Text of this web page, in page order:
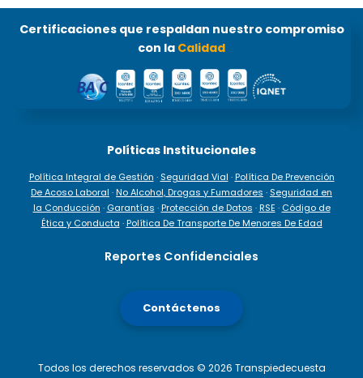
Certificaciones que respaldan nuestro compromiso
con la Calidad
Políticas Institucionales
Política Integral de Gestión · Seguridad Vial ·Política De Prevención
De Acoso Laboral ·No Alcohol, Drogas y Fumadores · Seguridad en
la Conducción · Garantías ·Protección de Datos ·RSE · Código de
Ética y Conducta ·Política De Transporte De Menores De Edad
Reportes Confidenciales
Contáctenos
Todos los derechos reservados © 2026 Transpiedecuesta